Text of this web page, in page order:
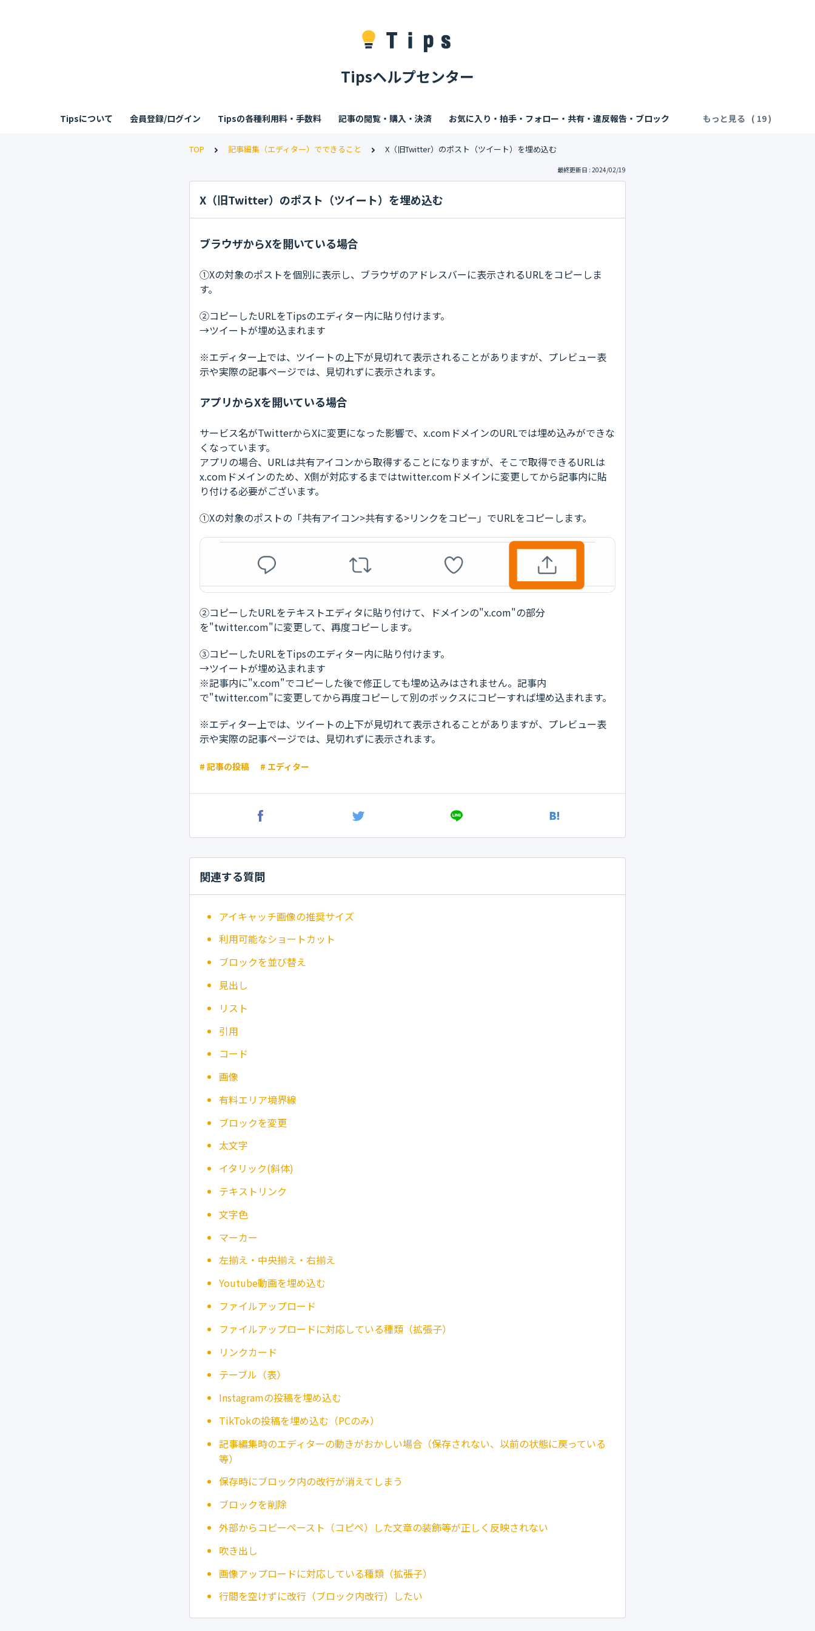
Tipsヘルプセンター
Tipsについて 会員登録/ログイン Tipsの各種利用料・手数料 記事の閲覧・購入・決済 お気に入り・拍手・フォロー・共有・違反報告・ブロック もっと見る
TOP 記事編集（エディター）でできること X（旧Twitter）のポスト（ツイート）を埋め込む
最終更新日 : 2024/02/19
X（旧Twitter）のポスト（ツイート）を埋め込む
ブラウザからXを開いている場合
①Xの対象のポストを個別に表示し、ブラウザのアドレスバーに表示されるURLをコピーしま
す。
②コピーしたURLをTipsのエディター内に貼り付けます。
→ツイートが埋め込まれます
※エディター上では、ツイートの上下が見切れて表示されることがありますが、プレビュー表
示や実際の記事ページでは、見切れずに表示されます。
アプリからXを開いている場合
サービス名がTwitterからXに変更になった影響で、x.comドメインのURLでは埋め込みができな
くなっています。
アプリの場合、URLは共有アイコンから取得することになりますが、そこで取得できるURLは
x.comドメインのため、X側が対応するまではtwitter.comドメインに変更してから記事内に貼
り付ける必要がございます。
①Xの対象のポストの「共有アイコン>共有する>リンクをコピー」でURLをコピーします。
②コピーしたURLをテキストエディタに貼り付けて、ドメインの"x.com"の部分
を"twitter.com"に変更して、再度コピーします。
③コピーしたURLをTipsのエディター内に貼り付けます。
→ツイートが埋め込まれます
※記事内に"x.com"でコピーした後で修正しても埋め込みはされません。記事内
で"twitter.com"に変更してから再度コピーして別のボックスにコピーすれば埋め込まれます。
※エディター上では、ツイートの上下が見切れて表示されることがありますが、プレビュー表
示や実際の記事ページでは、見切れずに表示されます。
# 記事の投稿 # エディター
関連する質問
アイキャッチ画像の推奨サイズ
利用可能なショートカット
ブロックを並び替え
見出し
リスト
引用
コード
画像
有料エリア境界線
ブロックを変更
太文字
イタリック(斜体)
テキストリンク
文字色
マーカー
左揃え・中央揃え・右揃え
Youtube動画を埋め込む
ファイルアップロード
ファイルアップロードに対応している種類（拡張子）
リンクカード
テーブル（表）
Instagramの投稿を埋め込む
TikTokの投稿を埋め込む（PCのみ）
記事編集時のエディターの動きがおかしい場合（保存されない、以前の状態に戻っている
等）
保存時にブロック内の改行が消えてしまう
ブロックを削除
外部からコピーペースト（コピペ）した文章の装飾等が正しく反映されない
吹き出し
画像アップロードに対応している種類（拡張子）
行間を空けずに改行（ブロック内改行）したい